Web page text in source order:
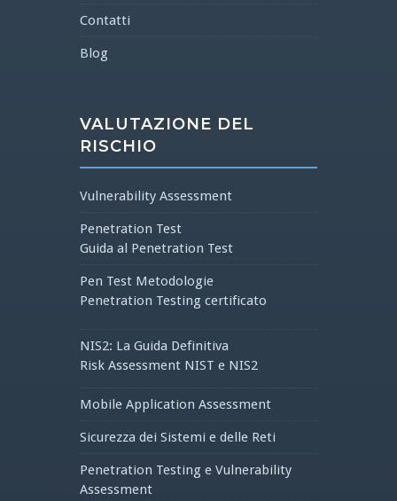
Contatti
Blog
VALUTAZIONE DEL
RISCHIO
Vulnerability Assessment
Penetration Test
Guida al Penetration Test
Pen Test Metodologie
Penetration Testing certificato
NIS2: La Guida Definitiva
Risk Assessment NIST e NIS2
Mobile Application Assessment
Sicurezza dei Sistemi e delle Reti
Penetration Testing e Vulnerability
Assessment